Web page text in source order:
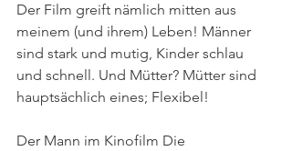
Der Film greift nämlich mitten aus
meinem (und ihrem) Leben! Männer
sind stark und mutig, Kinder schlau
und schnell. Und Mütter? Mütter sind
hauptsächlich eines; Flexibel!
Der Mann im Kinofilm Die